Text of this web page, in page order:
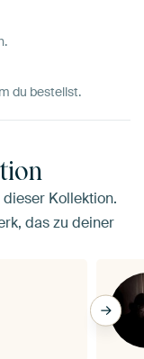
du bestellst.
Kollektion.
das zu deiner